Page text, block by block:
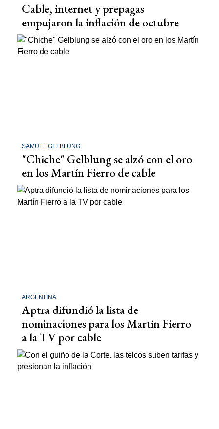
Cable, internet y prepagas
empujaron la inflación de octubre
SAMUEL GELBLUNG
"Chiche" Gelblung se alzó con el oro
en los Martín Fierro de cable
ARGENTINA
Aptra difundió la lista de
nominaciones para los Martín Fierro
a la TV por cable